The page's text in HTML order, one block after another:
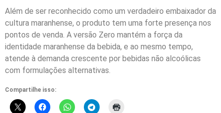
Além de ser reconhecido como um verdadeiro embaixador da
cultura maranhense, o produto tem uma forte presença nos
pontos de venda. A versão Zero mantém a força da
identidade maranhense da bebida, e ao mesmo tempo,
atende à demanda crescente por bebidas não alcoólicas
com formulações alternativas.
Compartilhe isso: